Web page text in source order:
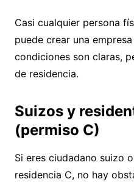
Casi cualquier persona
puede crear una
condiciones son claras,
de residencia.
Suizos y
(permiso C)
Si eres ciudadano suizo
residencia C, no hay